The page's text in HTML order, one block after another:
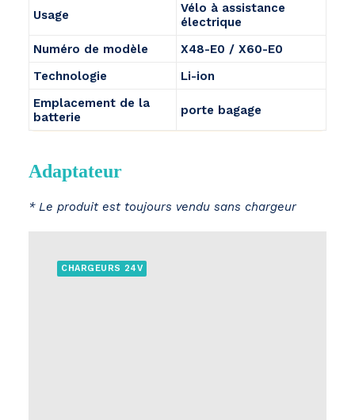
Usage
Vélo à assistance
électrique
Numéro de modèle
X48-E0 / X60-E0
Technologie
Li-ion
Emplacement de la
batterie
porte bagage
Adaptateur
* Le produit est toujours vendu sans chargeur
CHARGEURS 24V